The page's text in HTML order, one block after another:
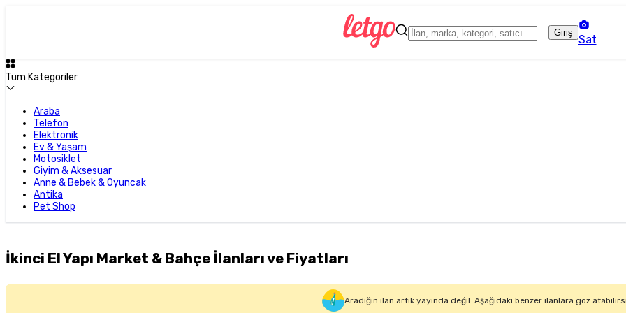
Giriş
Sat
Tüm Kategoriler
Araba
Telefon
Elektronik
Ev & Yaşam
Motosiklet
Giyim & Aksesuar
Anne & Bebek & Oyuncak
Antika
Pet Shop
İkinci El Yapı Market & Bahçe İlanları ve Fiyatları
Aradığın ilan artık yayında değil. Aşağıdaki benzer ilanlara göz